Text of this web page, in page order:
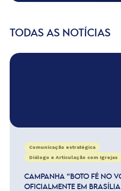
TODAS AS NOTÍCIAS
Comunicação estratégica
Diálogo e Articulação com Igrejas
CAMPANHA “BOTO FÉ NO
OFICIALMENTE EM BRASÍLIA